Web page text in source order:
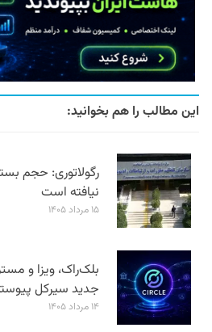
این مطالب را هم بخوانید:
رگولاتوری: حجم
نیافته است
۱۵ مرداد ۱۴۰۵
بلک‌راک، ویزا و
جدید سیرکل
۱۴ مرداد ۱۴۰۵